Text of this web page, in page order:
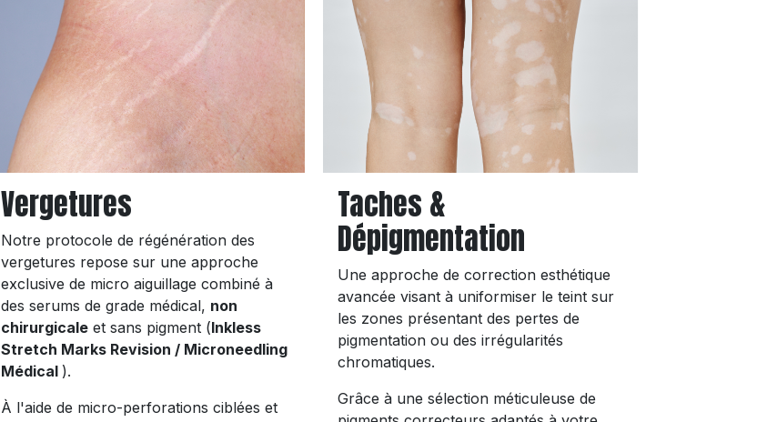
Vergetures
Notre protocole de régénération des
vergetures repose sur une approche
exclusive de micro aiguillage combiné à
des serums de grade médical, non
chirurgicale et sans pigment (Inkless
Stretch Marks Revision / Microneedling
Médical ).
À l'aide de micro-perforations ciblées et
Taches &
Dépigmentation
Une approche de correction esthétique
avancée visant à uniformiser le teint sur
les zones présentant des pertes de
pigmentation ou des irrégularités
chromatiques.
Grâce à une sélection méticuleuse de